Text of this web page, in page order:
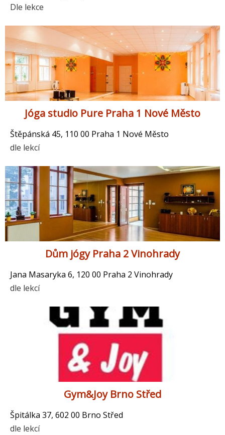
Dle lekce
Jóga studio Pure Praha 1 Nové Město
Štěpánská 45, 110 00 Praha 1 Nové Město
dle lekcí
Dům jógy Praha 2 Vinohrady
Jana Masaryka 6, 120 00 Praha 2 Vinohrady
dle lekcí
Gym&Joy Brno Střed
Špitálka 37, 602 00 Brno Střed
dle lekcí